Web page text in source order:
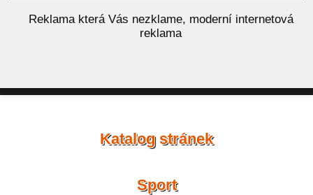
Reklama která Vás nezklame, moderní internetová
reklama
Katalog stránek
Sport